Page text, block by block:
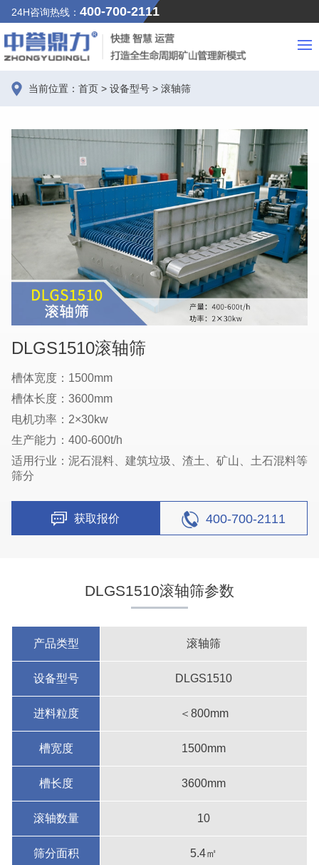
24H咨询热线： 400-700-2111
当前位置： 首页 > 设备型号 > 滚轴筛
DLGS1510滚轴筛
槽体宽度：1500mm
槽体长度：3600mm
电机功率：2×30kw
生产能力：400-600t/h
适用行业：泥石混料、建筑垃圾、渣土、矿山、土石混料等
筛分
获取报价 400-700-2111
DLGS1510滚轴筛参数
产品类型 滚轴筛
设备型号 DLGS1510
进料粒度 ＜800mm
槽宽度 1500mm
槽长度 3600mm
滚轴数量 10
筛分面积 5.4㎡